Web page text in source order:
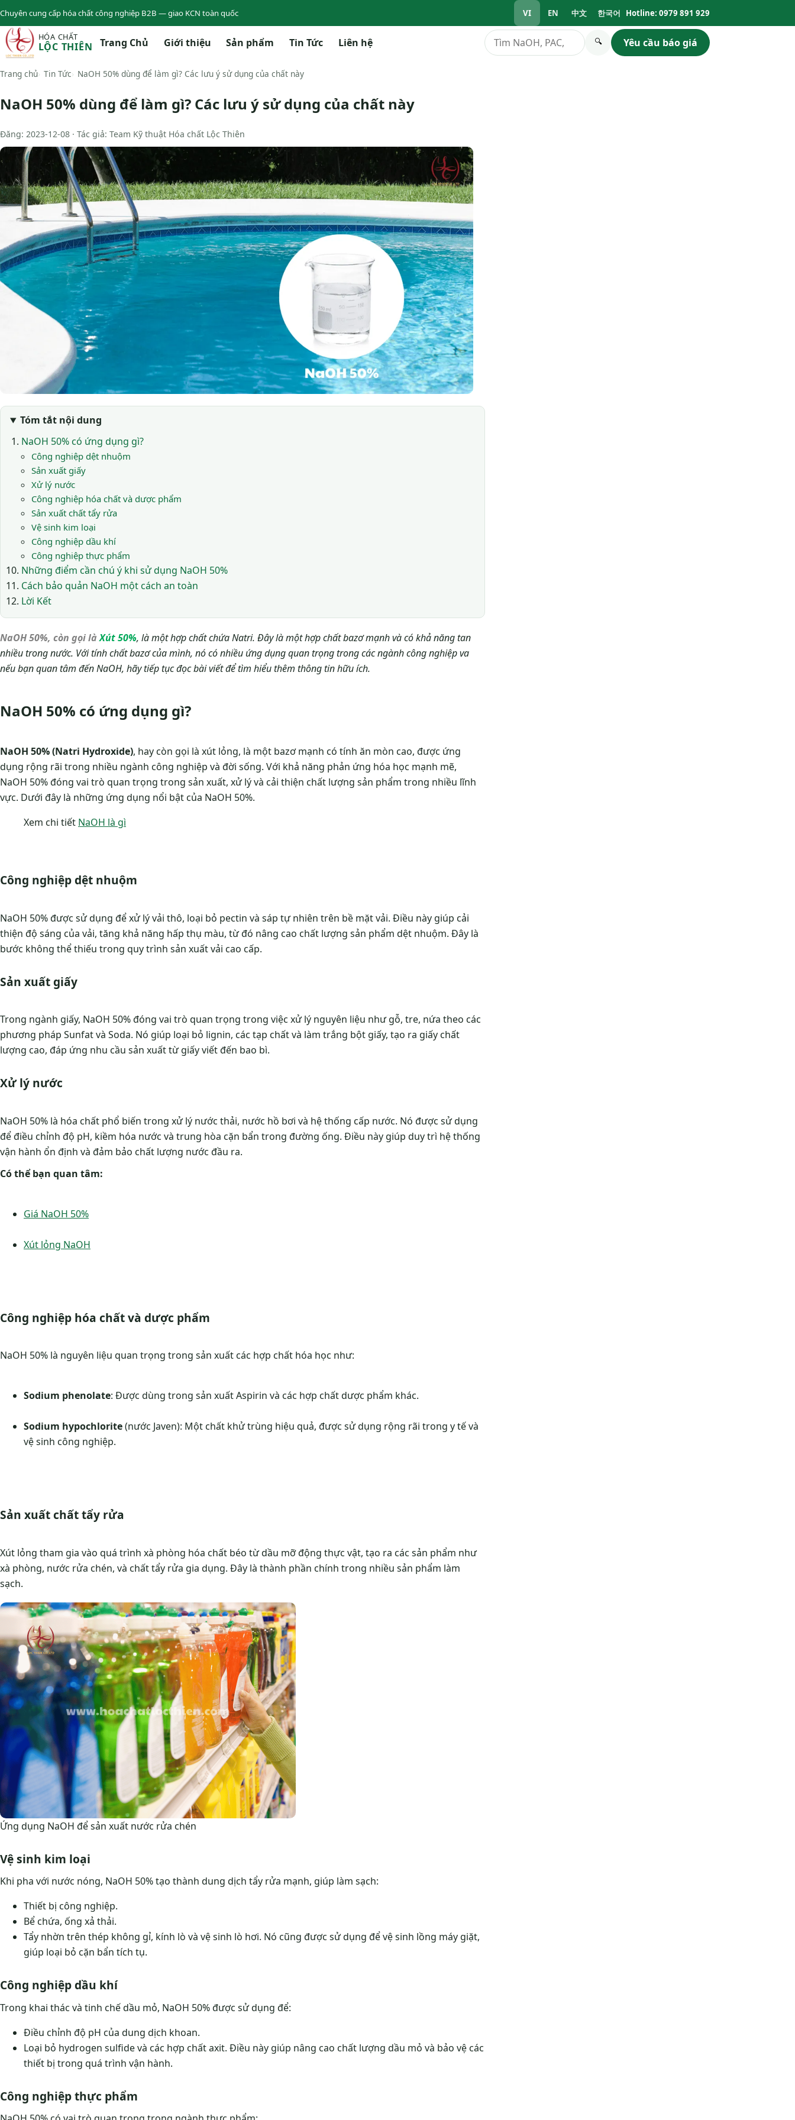
Chuyên cung cấp hóa chất công nghiệp B2B — giao KCN toàn quốc VI EN 中文 한국어 Hotline: 0979 891 929
HÓA CHẤT
LỘC THIÊN Trang Chủ Giới thiệu Sản phẩm Tin Tức Liên hệ Tìm kiếm 🔍 Yêu cầu báo giá
Trang chủ Tin Tức NaOH 50% dùng để làm gì? Các lưu ý sử dụng của chất này
NaOH 50% dùng để làm gì? Các lưu ý sử dụng của chất này
Đăng: 2023-12-08 · Tác giả: Team Kỹ thuật Hóa chất Lộc Thiên
Tóm tắt nội dung
NaOH 50% có ứng dụng gì?
Công nghiệp dệt nhuộm
Sản xuất giấy
Xử lý nước
Công nghiệp hóa chất và dược phẩm
Sản xuất chất tẩy rửa
Vệ sinh kim loại
Công nghiệp dầu khí
Công nghiệp thực phẩm
Những điểm cần chú ý khi sử dụng NaOH 50%
Cách bảo quản NaOH một cách an toàn
Lời Kết
NaOH 50%, còn gọi làXút 50%, là một hợp chất chứa Natri. Đây là một hợp chất bazơ mạnh và có khả năng tan
nhiều trong nước. Với tính chất bazơ của mình, nó có nhiều ứng dụng quan trọng trong các ngành công nghiệp va
nếu bạn quan tâm đến NaOH, hãy tiếp tục đọc bài viết để tìm hiểu thêm thông tin hữu ích.
NaOH 50% có ứng dụng gì?
NaOH 50% (Natri Hydroxide), hay còn gọi là xút lỏng, là một bazơ mạnh có tính ăn mòn cao, được ứng
dụng rộng rãi trong nhiều ngành công nghiệp và đời sống. Với khả năng phản ứng hóa học mạnh mẽ,
NaOH 50% đóng vai trò quan trọng trong sản xuất, xử lý và cải thiện chất lượng sản phẩm trong nhiều lĩnh
vực. Dưới đây là những ứng dụng nổi bật của NaOH 50%.
Xem chi tiết NaOH là gì
Công nghiệp dệt nhuộm
NaOH 50% được sử dụng để xử lý vải thô, loại bỏ pectin và sáp tự nhiên trên bề mặt vải. Điều này giúp cải
thiện độ sáng của vải, tăng khả năng hấp thụ màu, từ đó nâng cao chất lượng sản phẩm dệt nhuộm. Đây là
bước không thể thiếu trong quy trình sản xuất vải cao cấp.
Sản xuất giấy
Trong ngành giấy, NaOH 50% đóng vai trò quan trọng trong việc xử lý nguyên liệu như gỗ, tre, nứa theo các
phương pháp Sunfat và Soda. Nó giúp loại bỏ lignin, các tạp chất và làm trắng bột giấy, tạo ra giấy chất
lượng cao, đáp ứng nhu cầu sản xuất từ giấy viết đến bao bì.
Xử lý nước
NaOH 50% là hóa chất phổ biến trong xử lý nước thải, nước hồ bơi và hệ thống cấp nước. Nó được sử dụng
để điều chỉnh độ pH, kiềm hóa nước và trung hòa cặn bẩn trong đường ống. Điều này giúp duy trì hệ thống
vận hành ổn định và đảm bảo chất lượng nước đầu ra.
Có thể bạn quan tâm:
Giá NaOH 50%
Xút lỏng NaOH
Công nghiệp hóa chất và dược phẩm
NaOH 50% là nguyên liệu quan trọng trong sản xuất các hợp chất hóa học như:
Sodium phenolate: Được dùng trong sản xuất Aspirin và các hợp chất dược phẩm khác.
Sodium hypochlorite(nước Javen): Một chất khử trùng hiệu quả, được sử dụng rộng rãi trong y tế và
vệ sinh công nghiệp.
Sản xuất chất tẩy rửa
Xút lỏng tham gia vào quá trình xà phòng hóa chất béo từ dầu mỡ động thực vật, tạo ra các sản phẩm như
xà phòng, nước rửa chén, và chất tẩy rửa gia dụng. Đây là thành phần chính trong nhiều sản phẩm làm
sạch.
Ứng dụng NaOH để sản xuất nước rửa chén
Vệ sinh kim loại
Khi pha với nước nóng, NaOH 50% tạo thành dung dịch tẩy rửa mạnh, giúp làm sạch:
Thiết bị công nghiệp.
Bể chứa, ống xả thải.
Tẩy nhờn trên thép không gỉ, kính lò và vệ sinh lò hơi. Nó cũng được sử dụng để vệ sinh lồng máy giặt,
giúp loại bỏ cặn bẩn tích tụ.
Công nghiệp dầu khí
Trong khai thác và tinh chế dầu mỏ, NaOH 50% được sử dụng để:
Điều chỉnh độ pH của dung dịch khoan.
Loại bỏ hydrogen sulfide và các hợp chất axit. Điều này giúp nâng cao chất lượng dầu mỏ và bảo vệ các
thiết bị trong quá trình vận hành.
Công nghiệp thực phẩm